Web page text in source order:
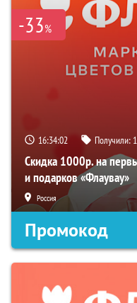
-33%
16:34:01 Получили:
Скидка 1000р. на
и подарков «Флаувау»
Россия
Промокод